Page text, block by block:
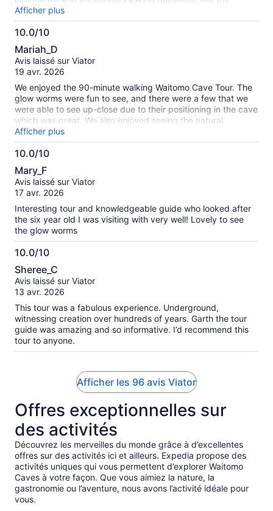
addition of Anna singing made this an unforgettable
experience.
Afficher plus
10.0/10
10.0
sur
10
Mariah_D
Avis laissé sur Viator
19 avr. 2026
We enjoyed the 90-minute walking Waitomo Cave Tour. The
glow worms were fun to see, and there were a few that we
were able to see up-close due to their positioning in the cave
which was great. We also enjoyed seeing the natural
formations in the cave. Would recommend!
Afficher plus
10.0/10
10.0
sur
10
Mary_F
Avis laissé sur Viator
17 avr. 2026
Interesting tour and knowledgeable guide who looked after
the six year old I was visiting with very well! Lovely to see
the glow worms
10.0/10
10.0
sur
10
Sheree_C
Avis laissé sur Viator
13 avr. 2026
This tour was a fabulous experience. Underground,
witnessing creation over hundreds of years. Garth the tour
guide was amazing and so informative. I’d recommend this
tour to anyone.
Afficher les 96 avis Viator
Offres exceptionnelles sur
des activités
Découvrez les merveilles du monde grâce à d’excellentes
offres sur des activités ici et ailleurs. Expedia propose des
activités uniques qui vous permettent d’explorer Waitomo
Caves à votre façon. Que vous aimiez la nature, la
gastronomie ou l’aventure, nous avons l’activité idéale pour
vous.